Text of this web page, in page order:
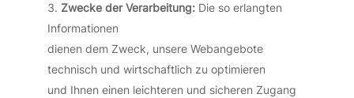
Zwecke der Verarbeitung:Die so erlangten
Informationen
dienen dem Zweck, unsere Webangebote
technisch und wirtschaftlich zu optimieren
und Ihnen einen leichteren und sicheren Zugang